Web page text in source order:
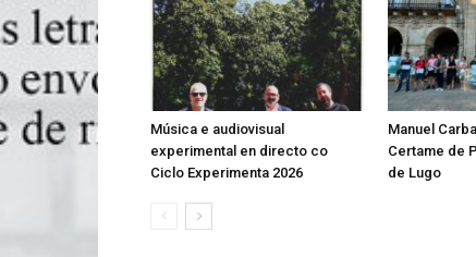
Música e audiovisual
experimental en directo co
Ciclo Experimenta 2026
Manuel
Certame de
de Lugo